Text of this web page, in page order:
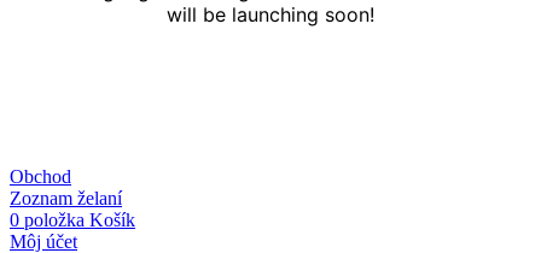
will be launching soon!
Obchod
Zoznam želaní
0 položka Košík
Môj účet